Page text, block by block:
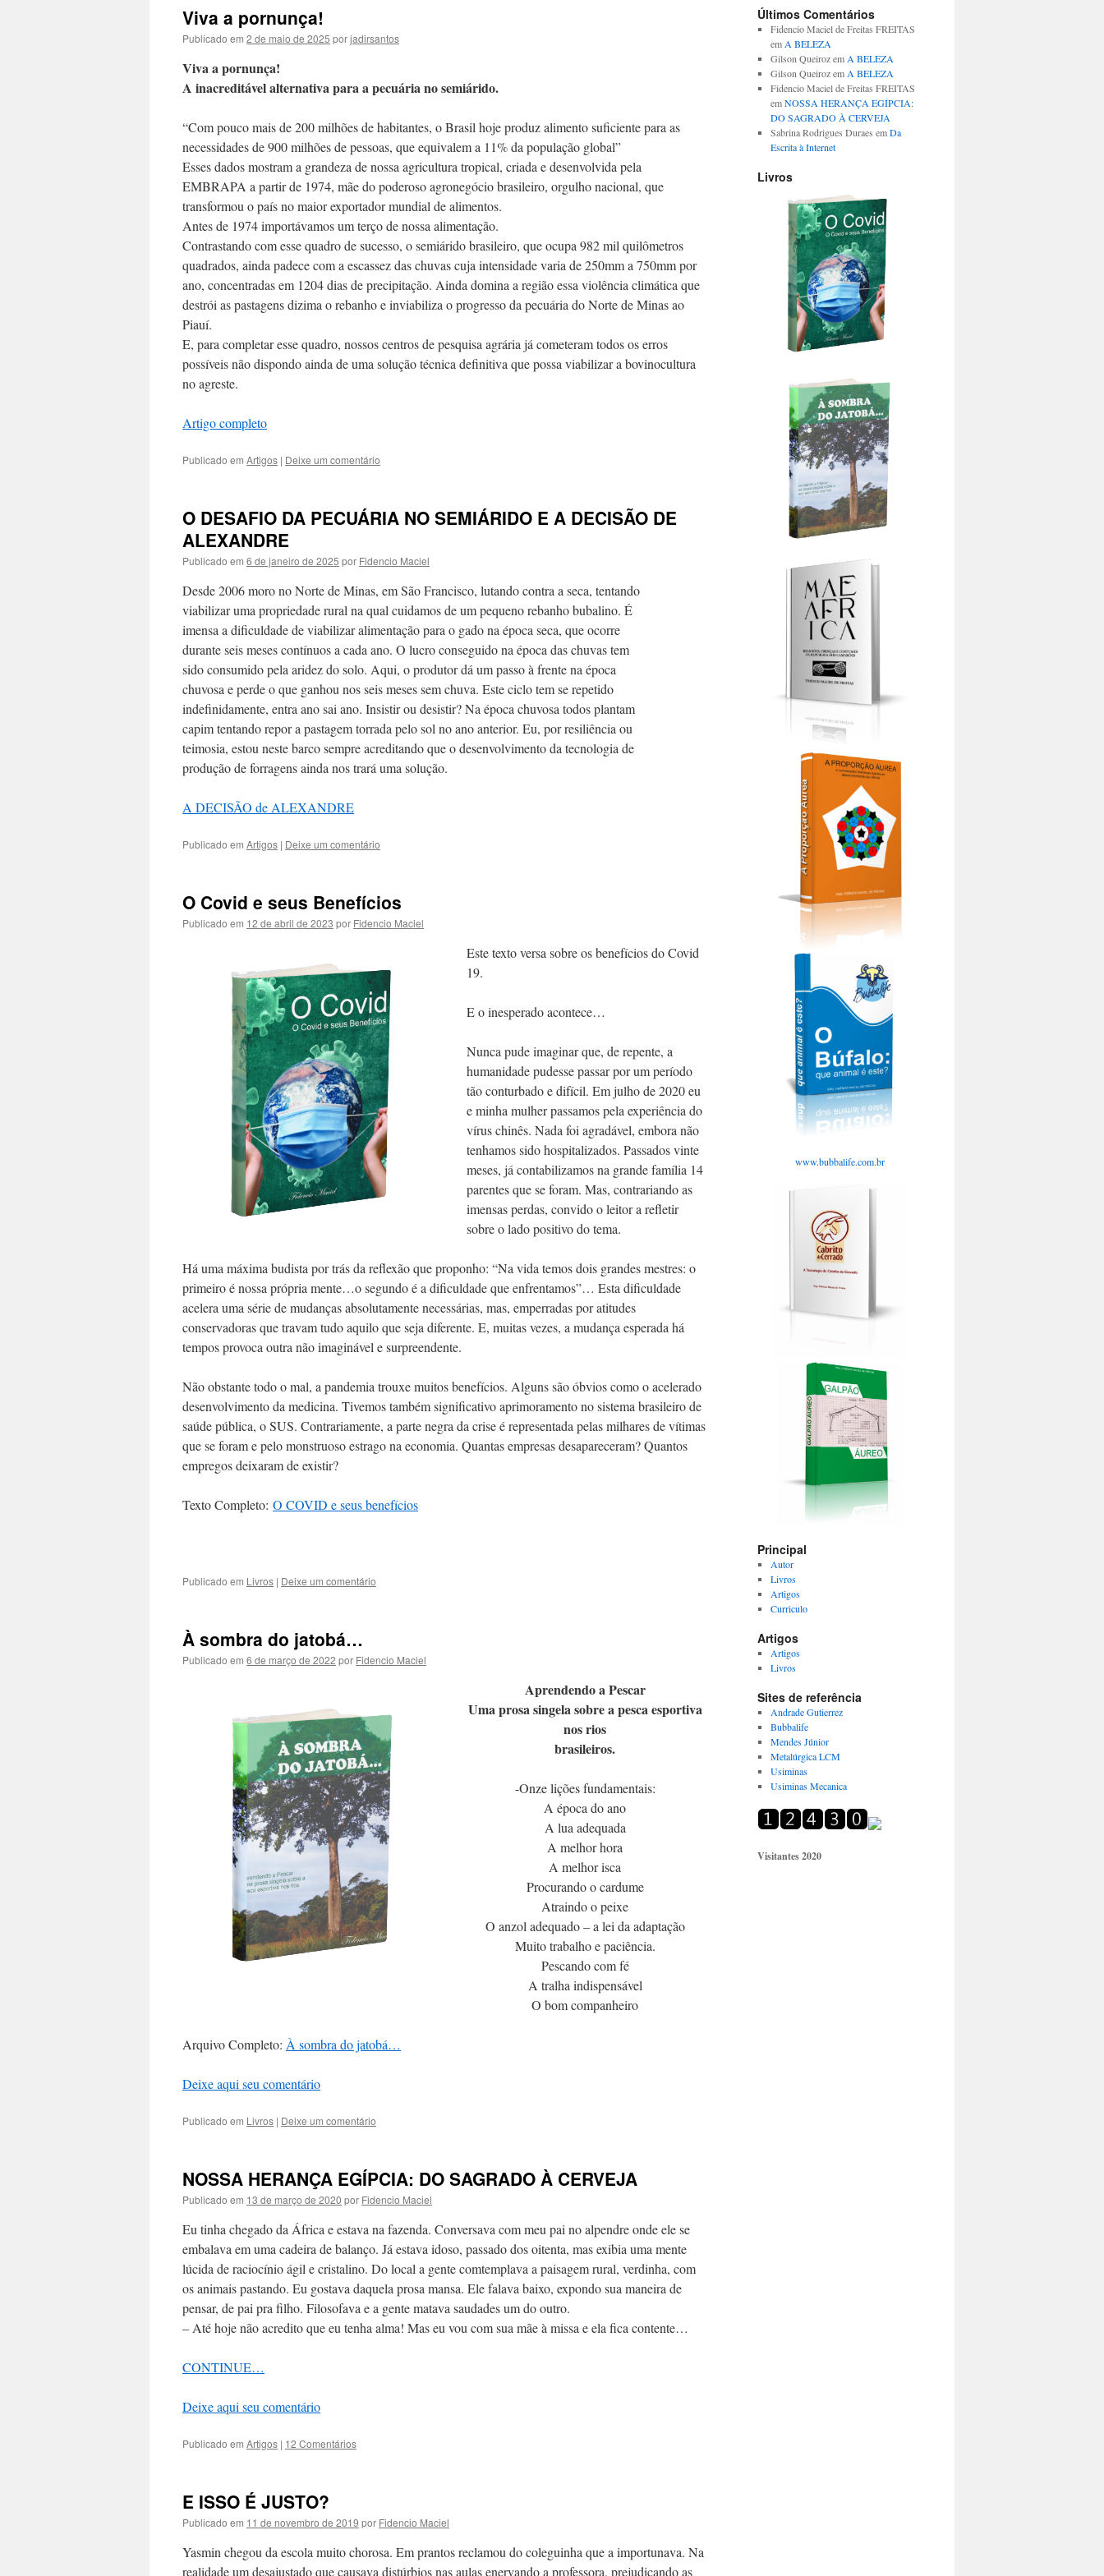
Viva a pornunça!
Publicado em 2 de maio de 2025 porjadirsantos
Viva a pornunça!
A inacreditável alternativa para a pecuária no semiárido.
“Com pouco mais de 200 milhões de habitantes, o Brasil hoje produz alimento suficiente para as
necessidades de 900 milhões de pessoas, que equivalem a 11% da população global”
Esses dados mostram a grandeza de nossa agricultura tropical, criada e desenvolvida pela
EMBRAPA a partir de 1974, mãe do poderoso agronegócio brasileiro, orgulho nacional, que
transformou o país no maior exportador mundial de alimentos.
Antes de 1974 importávamos um terço de nossa alimentação.
Contrastando com esse quadro de sucesso, o semiárido brasileiro, que ocupa 982 mil quilômetros
quadrados, ainda padece com a escassez das chuvas cuja intensidade varia de 250mm a 750mm por
ano, concentradas em 1204 dias de precipitação. Ainda domina a região essa violência climática que
destrói as pastagens dizima o rebanho e inviabiliza o progresso da pecuária do Norte de Minas ao
Piauí.
E, para completar esse quadro, nossos centros de pesquisa agrária já cometeram todos os erros
possíveis não dispondo ainda de uma solução técnica definitiva que possa viabilizar a bovinocultura
no agreste.
Artigo completo
Publicado em Artigos | Deixe um comentário
O DESAFIO DA PECUÁRIA NO SEMIÁRIDO E A DECISÃO DE
ALEXANDRE
Publicado em 6 de janeiro de 2025 por Fidencio Maciel
Desde 2006 moro no Norte de Minas, em São Francisco, lutando contra a seca, tentando
viabilizar uma propriedade rural na qual cuidamos de um pequeno rebanho bubalino. É
imensa a dificuldade de viabilizar alimentação para o gado na época seca, que ocorre
durante seis meses contínuos a cada ano. O lucro conseguido na época das chuvas tem
sido consumido pela aridez do solo. Aqui, o produtor dá um passo à frente na época
chuvosa e perde o que ganhou nos seis meses sem chuva. Este ciclo tem se repetido
indefinidamente, entra ano sai ano. Insistir ou desistir? Na época chuvosa todos plantam
capim tentando repor a pastagem torrada pelo sol no ano anterior. Eu, por resiliência ou
teimosia, estou neste barco sempre acreditando que o desenvolvimento da tecnologia de
produção de forragens ainda nos trará uma solução.
A DECISÃO de ALEXANDRE
Publicado em Artigos | Deixe um comentário
O Covid e seus Benefícios
Publicado em 12 de abril de 2023 por Fidencio Maciel
Este texto versa sobre os benefícios do Covid
19.
E o inesperado acontece…
Nunca pude imaginar que, de repente, a
humanidade pudesse passar por um período
tão conturbado e difícil. Em julho de 2020 eu
e minha mulher passamos pela experiência do
vírus chinês. Nada foi agradável, embora não
tenhamos sido hospitalizados. Passados vinte
meses, já contabilizamos na grande família 14
parentes que se foram. Mas, contrariando as
imensas perdas, convido o leitor a refletir
sobre o lado positivo do tema.
Há uma máxima budista por trás da reflexão que proponho: “Na vida temos dois grandes mestres: o
primeiro é nossa própria mente…o segundo é a dificuldade que enfrentamos”… Esta dificuldade
acelera uma série de mudanças absolutamente necessárias, mas, emperradas por atitudes
conservadoras que travam tudo aquilo que seja diferente. E, muitas vezes, a mudança esperada há
tempos provoca outra não imaginável e surpreendente.
Não obstante todo o mal, a pandemia trouxe muitos benefícios. Alguns são óbvios como o acelerado
desenvolvimento da medicina. Tivemos também significativo aprimoramento no sistema brasileiro de
saúde pública, o SUS. Contrariamente, a parte negra da crise é representada pelas milhares de vítimas
que se foram e pelo monstruoso estrago na economia. Quantas empresas desapareceram? Quantos
empregos deixaram de existir?
Texto Completo: O COVID e seus benefícios
Publicado em Livros | Deixe um comentário
À sombra do jatobá…
Publicado em 6 de março de 2022 por Fidencio Maciel
Aprendendo a Pescar
Uma prosa singela sobre a pesca esportiva
nos rios
brasileiros.
-Onze lições fundamentais:
A época do ano
A lua adequada
A melhor hora
A melhor isca
Procurando o cardume
Atraindo o peixe
O anzol adequado – a lei da adaptação
Muito trabalho e paciência.
Pescando com fé
A tralha indispensável
O bom companheiro
Arquivo Completo: À sombra do jatobá…
Deixe aqui seu comentário
Publicado em Livros | Deixe um comentário
NOSSA HERANÇA EGÍPCIA: DO SAGRADO À CERVEJA
Publicado em 13 de março de 2020 por Fidencio Maciel
Eu tinha chegado da África e estava na fazenda. Conversava com meu pai no alpendre onde ele se
embalava em uma cadeira de balanço. Já estava idoso, passado dos oitenta, mas exibia uma mente
lúcida de raciocínio ágil e cristalino. Do local a gente comtemplava a paisagem rural, verdinha, com
os animais pastando. Eu gostava daquela prosa mansa. Ele falava baixo, expondo sua maneira de
pensar, de pai pra filho. Filosofava e a gente matava saudades um do outro.
– Até hoje não acredito que eu tenha alma! Mas eu vou com sua mãe à missa e ela fica contente…
CONTINUE…
Deixe aqui seu comentário
Publicado em Artigos | 12 Comentários
E ISSO É JUSTO?
Publicado em 11 de novembro de 2019 por Fidencio Maciel
Yasmin chegou da escola muito chorosa. Em prantos reclamou do coleguinha que a importunava. Na
realidade um desajustado que causava distúrbios nas aulas enervando a professora, prejudicando as
Últimos Comentários
Fidencio Maciel de Freitas FREITAS
em A BELEZA
Gilson Queirozem A BELEZA
Gilson Queirozem A BELEZA
Fidencio Maciel de Freitas FREITAS
emNOSSA HERANÇA EGÍPCIA:
DO SAGRADO À CERVEJA
Sabrina Rodrigues Duraes emDa
Escrita à Internet
Livros
www.bubbalife.com.br
Principal
Autor
Livros
Artigos
Curriculo
Artigos
Artigos
Livros
Sites de referência
Andrade Gutierrez
Bubbalife
Mendes Júnior
Metalúrgica LCM
Usiminas
Usiminas Mecanica
Visitantes 2020